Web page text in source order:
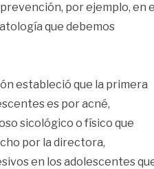
por ejemplo, en
que debemos
estableció que la primera
es por acné,
sicológico o físico que
por la directora,
en los adolescentes